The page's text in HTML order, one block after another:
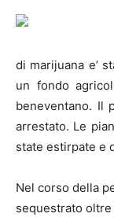
di marijuana e’
un fondo
beneventano. Il
arrestato. Le
state estirpate e
Nel corso della
sequestrato oltre